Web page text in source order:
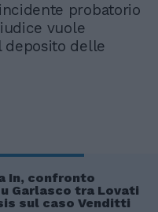
probatorio
vuole
delle
In, confronto
Garlasco tra Lovati
sul caso Venditti